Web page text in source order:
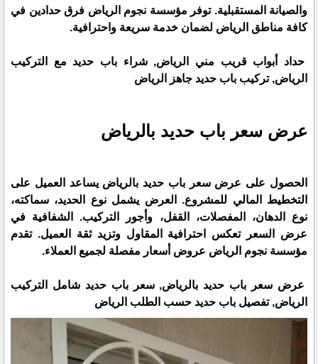
والصيانة المستقبلية. توفر مؤسسة نجوم الرياض فرق حدادين في
كافة مناطق الرياض لضمان خدمة سريعة واحترافية.
حداد أبواب قريب مني الرياض, شراء باب حديد مع التركيب
الرياض, تركيب باب حديد جاهز الرياض
عرض سعر باب حديد بالرياض
الحصول على عرض سعر باب حديد بالرياض يساعد العميل على
التخطيط المالي للمشروع. العرض يشمل نوع الحديد، سماكته،
نوع الدهان، المفصلات، القفل، وأجور التركيب. الشفافية في
عرض السعر تعكس احترافية المقاول وتزيد ثقة العميل. تقدم
مؤسسة نجوم الرياض عروض أسعار مفصلة لجميع العملاء.
عرض سعر باب حديد بالرياض, سعر باب حديد شامل التركيب
الرياض, تفصيل باب حديد حسب الطلب الرياض